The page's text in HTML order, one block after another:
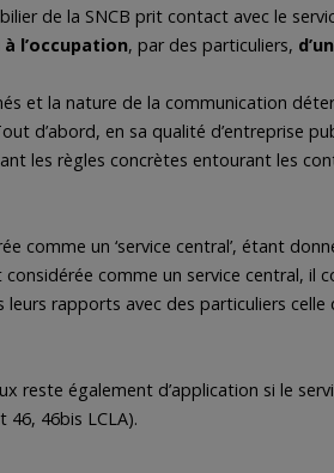
de la SNCB prit contact avec le
l’occupation, par des particuliers,
et la nature de la communication
d’abord, en sa qualité d’entreprise
les règles concrètes entourant les
comme un ‘service central’, étant
comme un service central, il
leurs rapports avec des particuliers
reste également d’application si le
46, 46bis LCLA).